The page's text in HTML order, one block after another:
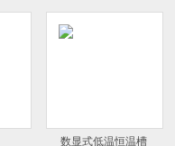
数显式低温恒温槽